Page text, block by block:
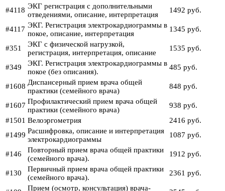
#4118 ЭКГ регистрация с дополнительными
отведениями, описание, интерпретация
1492 руб.
#4117 ЭКГ. Регистрация электрокардиограммы в
покое, описание, интерпретация
1345 руб.
#351
ЭКГ с физической нагрузкой,
регистрация, интерпретация, описание
1535 руб.
#349
ЭКГ. Регистрация электрокардиограммы в
покое (без описания).
485 руб.
#1608 Диспансерный прием врача общей
практики (семейного врача)
848 руб.
#1607 Профилактический прием врача общей
практики (семейного врача)
938 руб.
#1501 Велоэргометрия
2416 руб.
#1499 Расшифровка, описание и интерпретация
электрокардиограммы
1087 руб.
#146
Повторный прием врача общей практики
(семейного врача).
1912 руб.
#130
Первичный прием врача общей практики
(семейного врача).
2361 руб.
Прием (осмотр, консультация) врача-